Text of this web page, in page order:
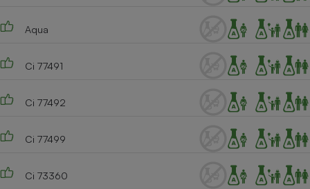
Aqua
Ci 77491
Ci 77492
Ci 77499
Ci 73360